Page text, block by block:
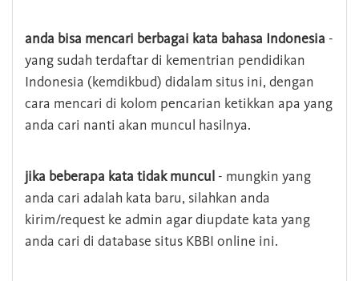
anda bisa mencari berbagai kata bahasa Indonesia -
yang sudah terdaftar di kementrian pendidikan
Indonesia (kemdikbud) didalam situs ini, dengan
cara mencari di kolom pencarian ketikkan apa yang
anda cari nanti akan muncul hasilnya.
jika beberapa kata tidak muncul - mungkin yang
anda cari adalah kata baru, silahkan anda
kirim/request ke admin agar diupdate kata yang
anda cari di database situs KBBI online ini.